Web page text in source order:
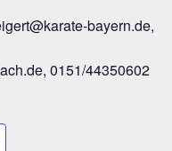
bayern.de,
0151/44350602